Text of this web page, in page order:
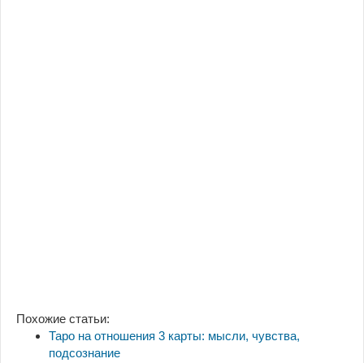
Похожие статьи:
Таро на отношения 3 карты: мысли, чувства,
подсознание